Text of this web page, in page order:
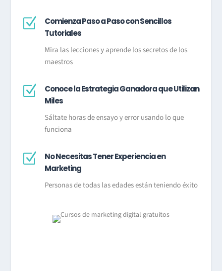
Z
Comienza Paso a Paso con Sencillos
Tutoriales
Mira las lecciones y aprende los secretos de los
maestros
Z
Conoce la Estrategia Ganadora que Utilizan
Miles
Sáltate horas de ensayo y error usando lo que
funciona
Z
No Necesitas Tener Experiencia en
Marketing
Personas de todas las edades están teniendo éxito